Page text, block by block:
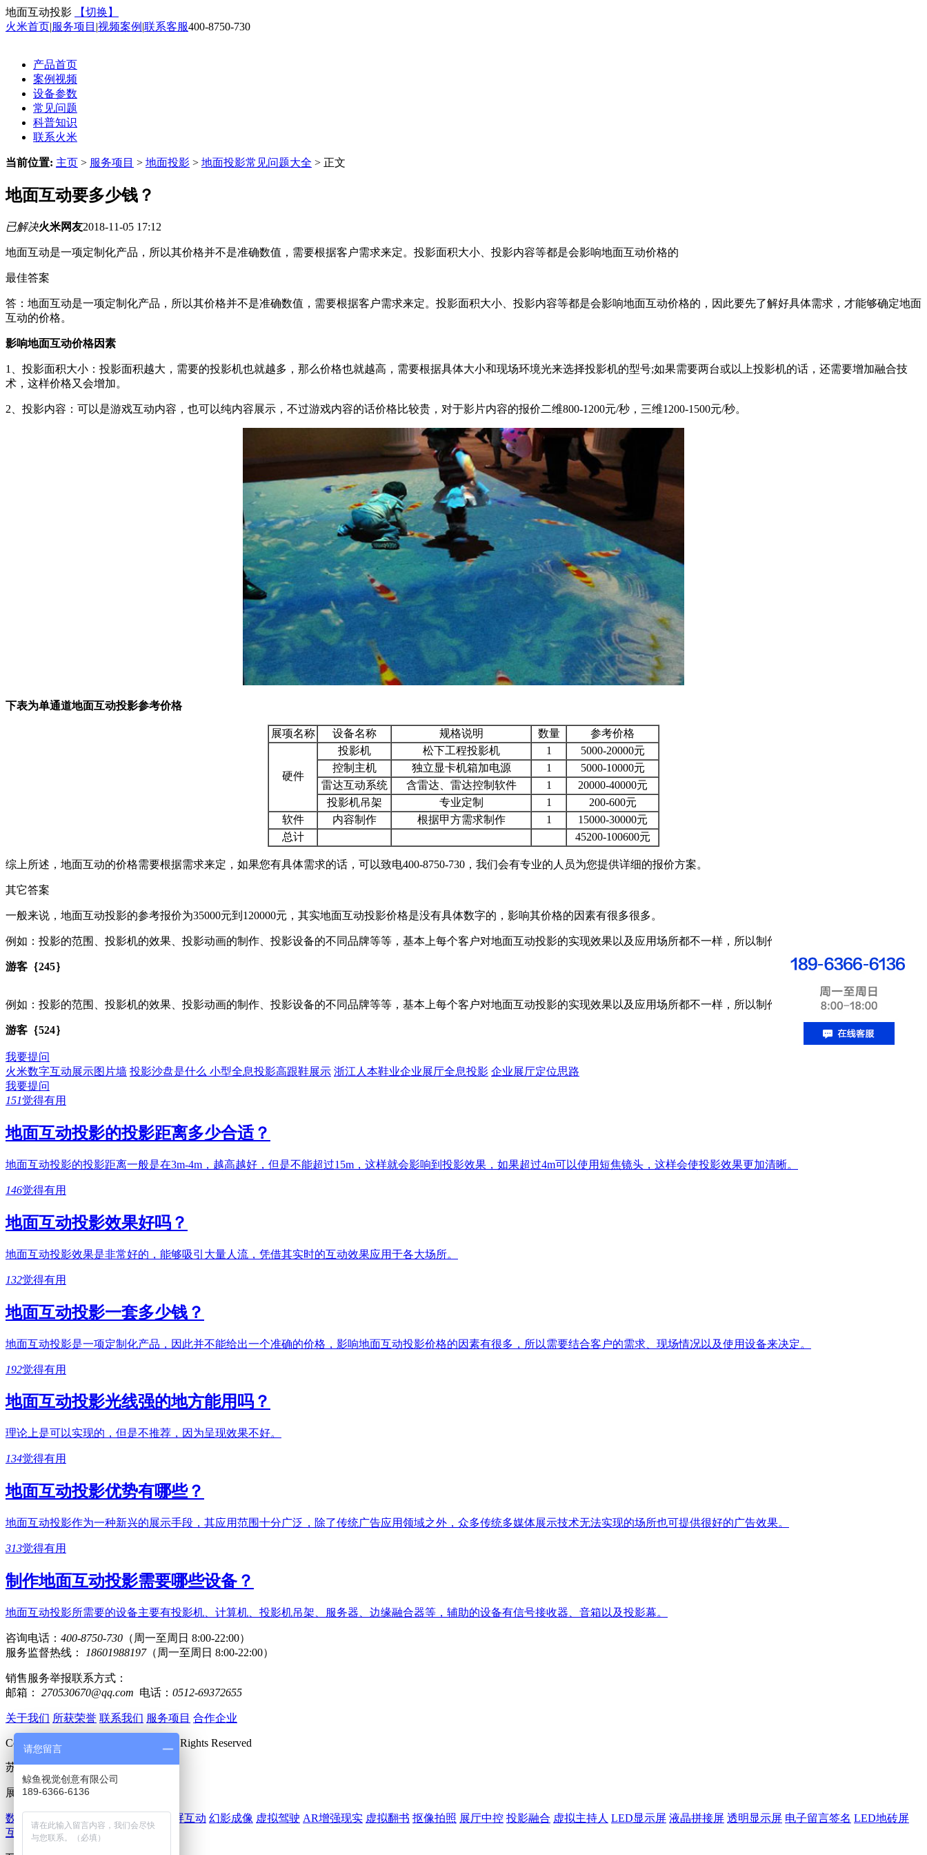
地面互动投影
【切换】
火米首页|服务项目 |视频案例 |联系客服400-8750-730
产品首页
案例视频
设备参数
常见问题
科普知识
联系火米
当前位置: 主页 > 服务项目 > 地面投影 > 地面投影常见问题大全 > 正文
地面互动要多少钱？
已解决火米网友2018-11-05 17:12
地面互动是一项定制化产品，所以其价格并不是准确数值，需要根据客户需求来定。投影面积大小、投影内容等都是会影响地面互动价格的
最佳答案
答：地面互动是一项定制化产品，所以其价格并不是准确数值，需要根据客户需求来定。投影面积大小、投影内容等都是会影响地面互动价格的，因此要先了解好具体需求，才能够确定地面
互动的价格。
影响地面互动价格因素
1、投影面积大小：投影面积越大，需要的投影机也就越多，那么价格也就越高，需要根据具体大小和现场环境光来选择投影机的型号;如果需要两台或以上投影机的话，还需要增加融合技
术，这样价格又会增加。
2、投影内容：可以是游戏互动内容，也可以纯内容展示，不过游戏内容的话价格比较贵，对于影片内容的报价二维800-1200元/秒，三维1200-1500元/秒。
下表为单通道地面互动投影参考价格
展项名称 设备名称 规格说明 数量 参考价格
硬件
投影机 松下工程投影机 1
5000-20000元
控制主机
独立显卡机箱加电源 1
5000-10000元
雷达互动系统
含雷达、雷达控制软件 1
20000-40000元
投影机吊架
专业定制 1
200-600元
软件
内容制作 根据甲方需求制作 1
15000-30000元
总计
45200-100600元
综上所述，地面互动的价格需要根据需求来定，如果您有具体需求的话，可以致电400-8750-730，我们会有专业的人员为您提供详细的报价方案。
其它答案
一般来说，地面互动投影的参考报价为35000元到120000元，其实地面互动投影价格是没有具体数字的，影响其价格的因素有很多很多。
例如：投影的范围、投影机的效果、投影动画的制作、投影设备的不同品牌等等，基本上每个客户对地面互动投影的实现效果以及应用场所都不一样，所以制作价格也会有所不同。
游客｛245｝
例如：投影的范围、投影机的效果、投影动画的制作、投影设备的不同品牌等等，基本上每个客户对地面互动投影的实现效果以及应用场所都不一样，所以制作价格也会有所不同。
游客｛524｝
我要提问
火米数字互动展示图片墙 投影沙盘是什么 小型全息投影高跟鞋展示 浙江人本鞋业企业展厅全息投影 企业展厅定位思路
我要提问
151觉得有用
地面互动投影的投影距离多少合适？
地面互动投影的投影距离一般是在3m-4m，越高越好，但是不能超过15m，这样就会影响到投影效果，如果超过4m可以使用短焦镜头，这样会使投影效果更加清晰。
146觉得有用
地面互动投影效果好吗？
地面互动投影效果是非常好的，能够吸引大量人流，凭借其实时的互动效果应用于各大场所。
132觉得有用
地面互动投影一套多少钱？
地面互动投影是一项定制化产品，因此并不能给出一个准确的价格，影响地面互动投影价格的因素有很多，所以需要结合客户的需求、现场情况以及使用设备来决定。
192觉得有用
地面互动投影光线强的地方能用吗？
理论上是可以实现的，但是不推荐，因为呈现效果不好。
134觉得有用
地面互动投影优势有哪些？
地面互动投影作为一种新兴的展示手段，其应用范围十分广泛，除了传统广告应用领域之外，众多传统多媒体展示技术无法实现的场所也可提供很好的广告效果。
313觉得有用
制作地面互动投影需要哪些设备？
地面互动投影所需要的设备主要有投影机、计算机、投影机吊架、服务器、边缘融合器等，辅助的设备有信号接收器、音箱以及投影幕。
咨询电话： 400-8750-730 （周一至周日 8:00-22:00）
服务监督热线：
18601988197（周一至周日 8:00-22:00）
销售服务举报联系方式：
邮箱： 270530670@qq.com 电话： 0512-69372655
关于我们 所获荣誉 联系我们 服务项目 合作企业
Copyright 2018 www.huomi360.cn All Rights Reserved
苏ICP备15062489号-2
展厅多媒体：
数字展厅 AR大屏互动 幻影成像 虚拟驾驶 AR增强现实 虚拟翻书 抠像拍照 展厅中控 投影融合 虚拟主持人 LED显示屏 液晶拼接屏 透明显示屏 电子留言签名 LED地砖屏
互动滑轨屏
请您留言
鲸鱼视觉创意有限公司
189-6366-6136